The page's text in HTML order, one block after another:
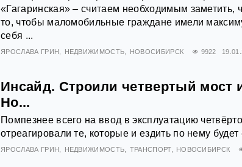
«Гагаринская» – считаем необходимым заметить,
то, чтобы маломобильные граждане имели
себя ...
ЯРОСЛАВА ГРИН НЕДВИЖИМОСТЬ НОВОСИБИРСК 9922
Инсайд. Строили четвертый мост
Но...
Помпезнее всего на ввод в эксплуатацию
отреагировали те, которые и ездить по нему
ЯРОСЛАВА ГРИН НЕДВИЖИМОСТЬ ТРАНСПОРТ НОВОСИБИРСК